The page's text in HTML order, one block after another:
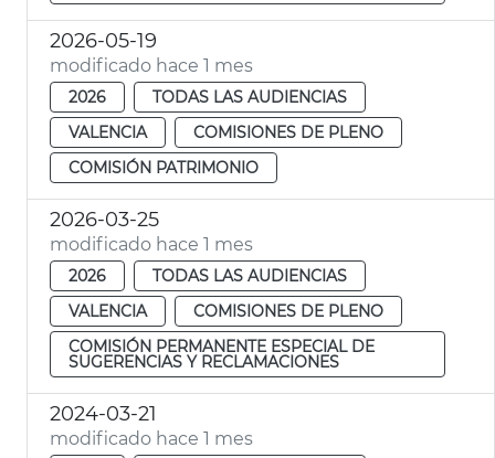
2026-05-19
modificado hace 1 mes
2026
TODAS LAS AUDIENCIAS
VALENCIA
COMISIONES DE PLENO
COMISIÓN PATRIMONIO
2026-03-25
modificado hace 1 mes
2026
TODAS LAS AUDIENCIAS
VALENCIA
COMISIONES DE PLENO
COMISIÓN PERMANENTE ESPECIAL DE
SUGERENCIAS Y RECLAMACIONES
2024-03-21
modificado hace 1 mes